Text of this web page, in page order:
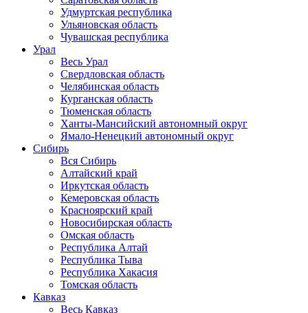
Удмуртская республика
Ульяновская область
Чувашская республика
Урал
Весь Урал
Свердловская область
Челябинская область
Курганская область
Тюменская область
Ханты-Мансийский автономный округ
Ямало-Ненецкий автономный округ
Сибирь
Вся Сибирь
Алтайский край
Иркутская область
Кемеровская область
Красноярский край
Новосибирская область
Омская область
Республика Алтай
Республика Тыва
Республика Хакасия
Томская область
Кавказ
Весь Кавказ